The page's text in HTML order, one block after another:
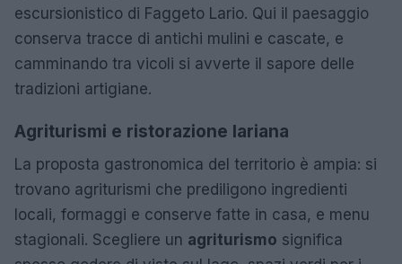
escursionistico di Faggeto Lario. Qui il paesaggio
conserva tracce di antichi mulini e cascate, e
camminando tra vicoli si avverte il sapore delle
tradizioni artigiane.
Agriturismi e ristorazione lariana
La proposta gastronomica del territorio è ampia: si
trovano agriturismi che prediligono ingredienti
locali, formaggi e conserve fatte in casa, e menu
stagionali. Scegliere un agriturismo significa